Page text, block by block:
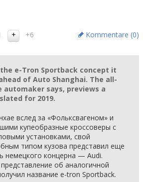
+6 Kommentare (0)
e-Tron Sportback concept it
of Auto Shanghai. The all-
automaker says, previews a
for 2019.
вслед за «Фольксвагеном» и
купеобразные кроссоверы с
установками, свой
типом кузова представил еще
немецкого концерна — Audi.
об аналогичной
название e-tron Sportback.